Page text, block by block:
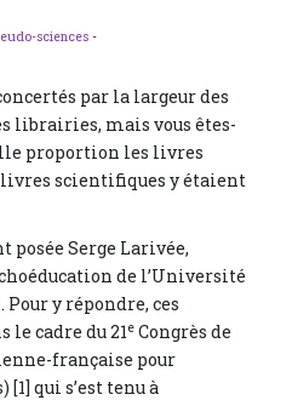
sciences -
par la largeur des
librairies, mais vous êtes-
proportion les livres
scientifiques y étaient
posée Serge Larivée,
de l’Université
y répondre, ces
le cadre du 21e Congrès de
française pour
[1] qui s’est tenu à